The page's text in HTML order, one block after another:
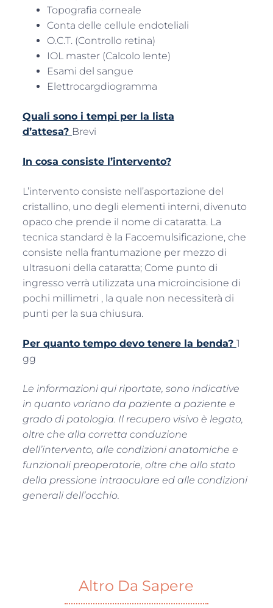
Topografia corneale
Conta delle cellule endoteliali
O.C.T. (Controllo retina)
IOL master (Calcolo lente)
Esami del sangue
Elettrocargdiogramma
Quali sono i tempi per la lista
d’attesa? Brevi
In cosa consiste l’intervento?
L’intervento consiste nell’asportazione del
cristallino, uno degli elementi interni, divenuto
opaco che prende il nome di cataratta. La
tecnica standard è la Facoemulsificazione, che
consiste nella frantumazione per mezzo di
ultrasuoni della cataratta; Come punto di
ingresso verrà utilizzata una microincisione di
pochi millimetri , la quale non necessiterà di
punti per la sua chiusura.
Per quanto tempo devo tenere la benda? 1
gg
Le informazioni qui riportate, sono indicative
in quanto variano da paziente a paziente e
grado di patologia. Il recupero visivo è legato,
oltre che alla corretta conduzione
dell’intervento, alle condizioni anatomiche e
funzionali preoperatorie, oltre che allo stato
della pressione intraoculare ed alle condizioni
generali dell’occhio.
Altro Da Sapere